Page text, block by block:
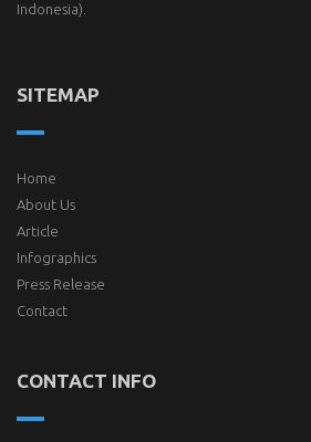
Indonesia).
SITEMAP
Home
About Us
Article
Infographics
Press Release
Contact
CONTACT INFO